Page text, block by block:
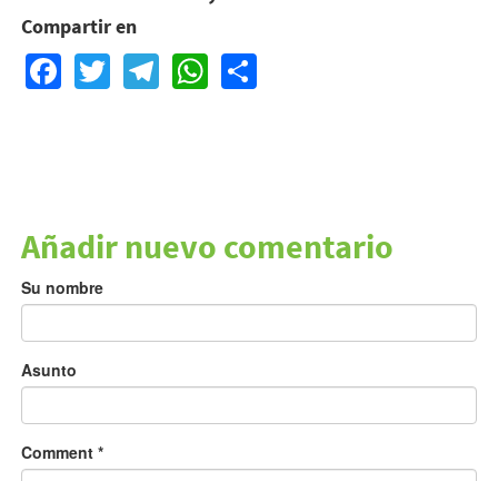
Compartir en
Facebook
TwitterTelegram
WhatsApp
Share
Añadir nuevo comentario
Su nombre
Asunto
Comment *